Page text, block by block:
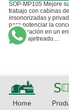
SOP-MP105 Mejore
trabajo con cabinas
insonorizadas y
para potenciar la
colaboración en un
oficina ajetreado....
Home